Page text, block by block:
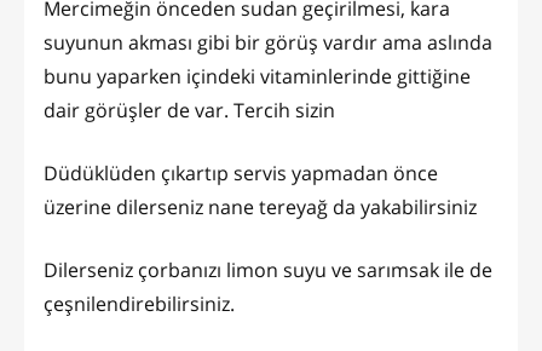
Mercimeğin önceden sudan geçirilmesi, kara
suyunun akması gibi bir görüş vardır ama aslında
bunu yaparken içindeki vitaminlerinde gittiğine
dair görüşler de var. Tercih sizin
Düdüklüden çıkartıp servis yapmadan önce
üzerine dilerseniz nane tereyağ da yakabilirsiniz
Dilerseniz çorbanızı limon suyu ve sarımsak ile de
çeşnilendirebilirsiniz.